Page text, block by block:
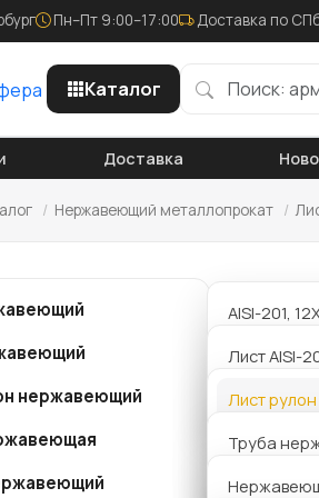
Пн–Пт 9:00–17:00 Доставка по
Каталог
Доставка
/ Нержавеющий металлопрокат /
AISI-201,
AISI-321,
Лист AISI-
Лист AISI
Лист AISI
Лист AISI
нержавеющий Лист
Труба
сделать